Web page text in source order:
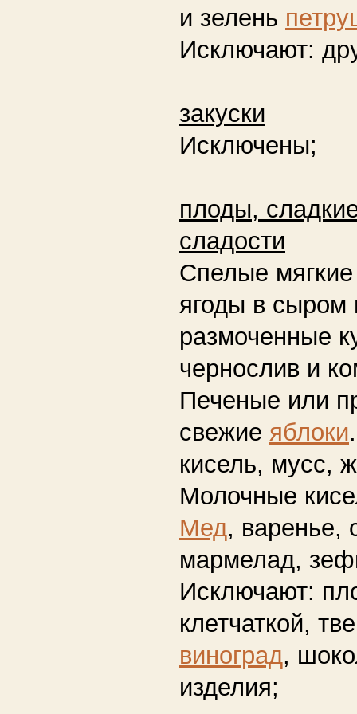
и зелень
Исключают:
закуски
Исключены;
плоды,
сладости
Спелые
ягоды в сыром
размоченные
чернослив и
Печеные или
свежие яблоки
кисель, мусс,
Молочные
Мед, варенье,
мармелад,
Исключают:
клетчаткой,
виноград,
изделия;